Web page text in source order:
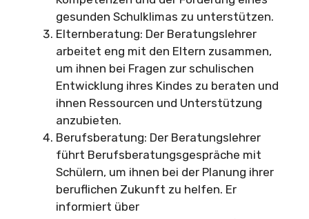
gesunden Schulklimas zu unterstützen.
Elternberatung: Der Beratungslehrer
arbeitet eng mit den Eltern zusammen,
um ihnen bei Fragen zur schulischen
Entwicklung ihres Kindes zu beraten und
ihnen Ressourcen und Unterstützung
anzubieten.
Berufsberatung: Der Beratungslehrer
führt Berufsberatungsgespräche mit
Schülern, um ihnen bei der Planung ihrer
beruflichen Zukunft zu helfen. Er
informiert über